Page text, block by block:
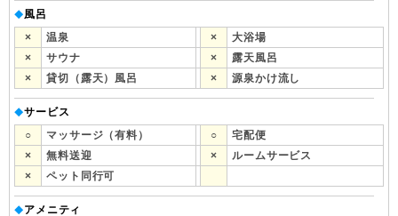
◆風呂
×
温泉 ×
大浴場
×
サウナ ×
露天風呂
×
貸切（露天）風呂 × 源泉かけ流し
◆サービス
○
マッサージ（有料） ○
宅配便
×
無料送迎 ×
ルームサービス
×
ペット同行可
◆アメニティ